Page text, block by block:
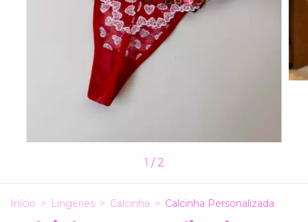
1 / 2
Início > Lingeries > Calcinha > Calcinha Personalizada